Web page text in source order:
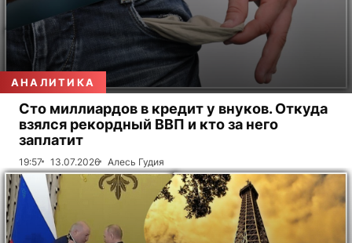
АНАЛИТИКА
Сто миллиардов в кредит у внуков. Откуда
взялся рекордный ВВП и кто за него
заплатит
19:57 13.07.2026 Алесь Гудия